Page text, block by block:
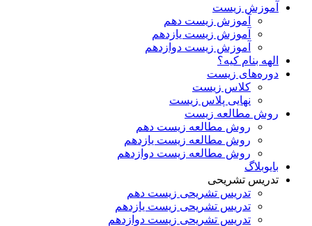
آموزش زیست
آموزش زیست دهم
آموزش زیست یازدهم
آموزش زیست دوازدهم
الهه بنام کیه؟
دوره‌های زیست
کلاس زیست
نهایی پلاس زیست
روش مطالعه زیست
روش مطالعه زیست دهم
روش مطالعه زیست یازدهم
روش مطالعه زیست دوازدهم
بایوبلاگ
تدریس تشریحی
تدریس تشریحی زیست دهم
تدریس تشریحی زیست یازدهم
تدریس تشریحی زیست دوازدهم